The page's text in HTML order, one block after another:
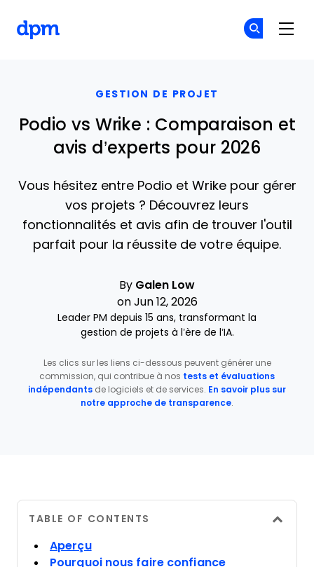
GESTION DE PROJET
Podio vs Wrike : Comparaison et
avis d’experts pour 2026
Vous hésitez entre Podio et Wrike pour gérer
vos projets ? Découvrez leurs
fonctionnalités et avis afin de trouver l'outil
parfait pour la réussite de votre équipe.
By Galen Low
on Jun 12, 2026
Leader PM depuis 15 ans, transformant la
gestion de projets à l’ère de l’IA.
Les clics sur les liens ci-dessous peuvent générer une
commission, qui contribue à nos tests et évaluations
indépendants de logiciels et de services. En savoir plus sur
notre approche de transparence.
TABLE OF CONTENTS
Aperçu
Pourquoi nous faire confiance